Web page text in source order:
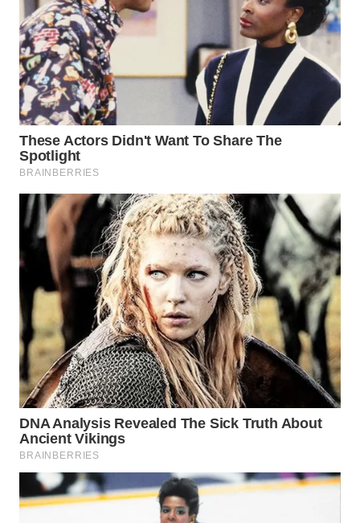
TIMUR
WN
SEMARANG
WN
SOLO
WN
BOROBUDUR
WN
MADURA
WN
SURABAYA
WN
NATUNA
WN
BINTAN
WN
MANDALIKA